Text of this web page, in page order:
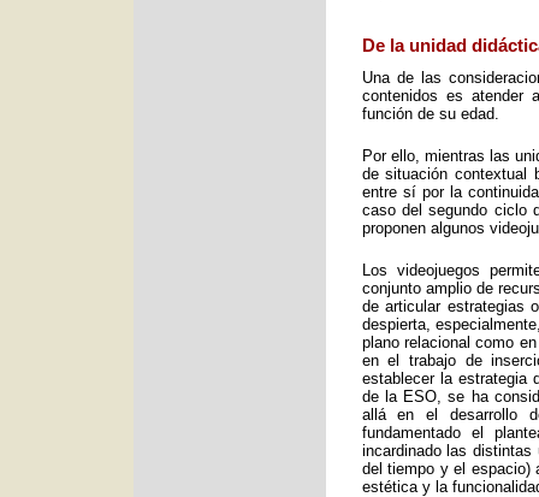
De la unidad
Una de las
contenidos es atender
función de su edad.
Por ello, mientras las
de situación contextual
entre sí por la
caso del segundo ciclo
proponen algunos
Los videojuegos
conjunto amplio de
de articular estrategias
despierta,
plano relacional como
en el trabajo de
establecer la estrategia
de la ESO, se ha
allá en el desarrollo
fundamentado el
incardinado las
del tiempo y el espacio)
estética y la